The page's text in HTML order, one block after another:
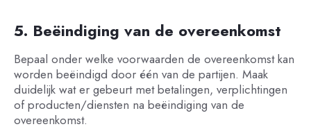
5. Beëindiging van de overeenkomst
Bepaal onder welke voorwaarden de overeenkomst kan
worden beëindigd door één van de partijen. Maak
duidelijk wat er gebeurt met betalingen, verplichtingen
of producten/diensten na beëindiging van de
overeenkomst.